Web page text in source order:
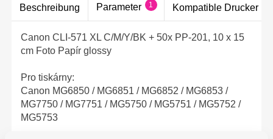
Beschreibung Parameter 1 Kompatible Drucker
Canon CLI-571 XL C/M/Y/BK + 50x PP-201, 10 x 15
cm Foto Papír glossy
Pro tiskárny:
Canon MG6850 / MG6851 / MG6852 / MG6853 /
MG7750 / MG7751 / MG5750 / MG5751 / MG5752 /
MG5753